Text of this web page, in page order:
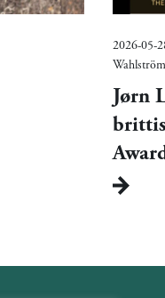
2026-05-
Jørn